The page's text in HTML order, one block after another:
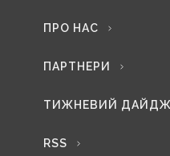
ПРО НАС
ПАРТНЕРИ
ТИЖНЕВИЙ
RSS